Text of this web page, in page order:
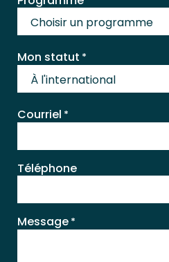
Choisir un programme
Mon statut *
À l'international
Courriel *
Téléphone
Message *